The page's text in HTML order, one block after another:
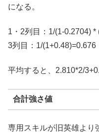
になる。
1・2列目：1/(1-0.2704) *
3列目：1/(1+0.48)=0.676
平均すると、2.810*2/
合計強さ値
専用スキルが旧英雄より